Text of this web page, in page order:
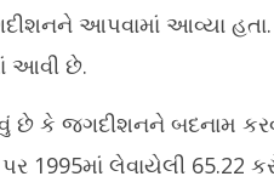
આપવામાં આવ્યા
આવી છે.
કે જગદીશનને બદનામ
1995માં લેવાયેલી 65.22